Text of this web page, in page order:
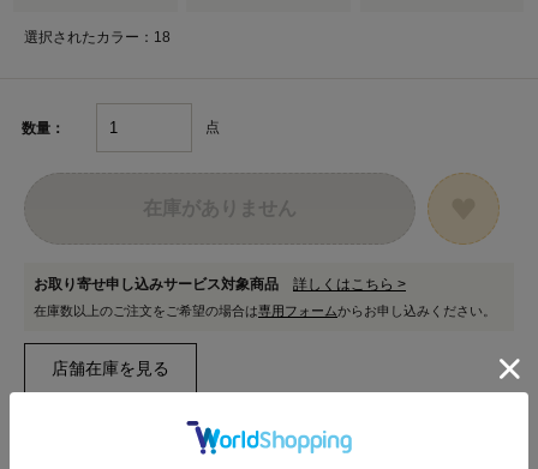
選択されたカラー：18
数量： 点
在庫がありません
お取り寄せ申し込みサービス対象商品 詳しくはこちら >
在庫数以上のご注文をご希望の場合は専用フォームからお申し込みください。